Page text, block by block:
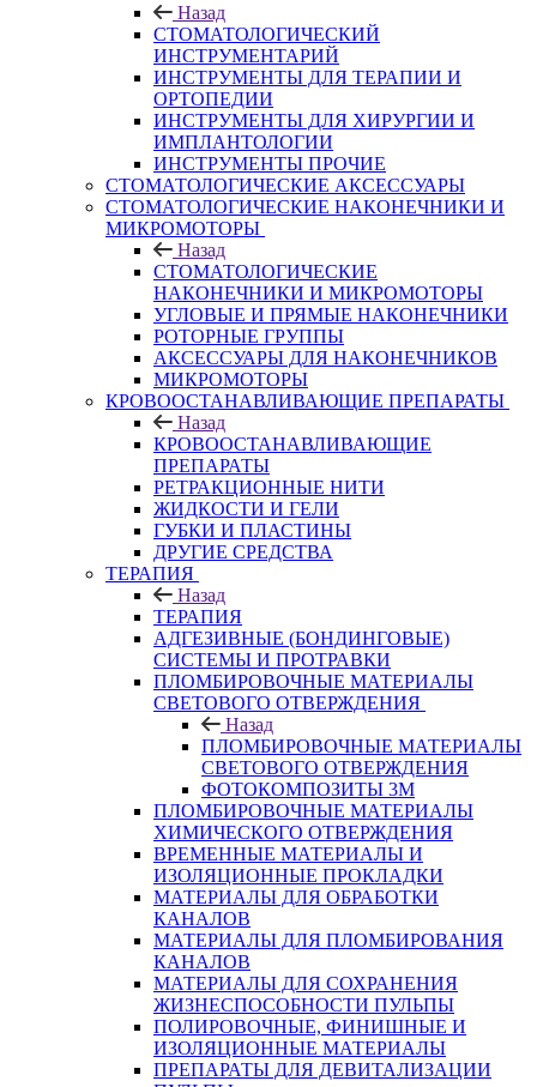
Назад
СТОМАТОЛОГИЧЕСКИЙ
ИНСТРУМЕНТАРИЙ
ИНСТРУМЕНТЫ ДЛЯ ТЕРАПИИ И
ОРТОПЕДИИ
ИНСТРУМЕНТЫ ДЛЯ ХИРУРГИИ И
ИМПЛАНТОЛОГИИ
ИНСТРУМЕНТЫ ПРОЧИЕ
СТОМАТОЛОГИЧЕСКИЕ АКСЕССУАРЫ
СТОМАТОЛОГИЧЕСКИЕ НАКОНЕЧНИКИ И
МИКРОМОТОРЫ
Назад
СТОМАТОЛОГИЧЕСКИЕ
НАКОНЕЧНИКИ И МИКРОМОТОРЫ
УГЛОВЫЕ И ПРЯМЫЕ НАКОНЕЧНИКИ
РОТОРНЫЕ ГРУППЫ
АКСЕССУАРЫ ДЛЯ НАКОНЕЧНИКОВ
МИКРОМОТОРЫ
КРОВООСТАНАВЛИВАЮЩИЕ ПРЕПАРАТЫ
Назад
КРОВООСТАНАВЛИВАЮЩИЕ
ПРЕПАРАТЫ
РЕТРАКЦИОННЫЕ НИТИ
ЖИДКОСТИ И ГЕЛИ
ГУБКИ И ПЛАСТИНЫ
ДРУГИЕ СРЕДСТВА
ТЕРАПИЯ
Назад
ТЕРАПИЯ
АДГЕЗИВНЫЕ (БОНДИНГОВЫЕ)
СИСТЕМЫ И ПРОТРАВКИ
ПЛОМБИРОВОЧНЫЕ МАТЕРИАЛЫ
СВЕТОВОГО ОТВЕРЖДЕНИЯ
Назад
ПЛОМБИРОВОЧНЫЕ МАТЕРИАЛЫ
СВЕТОВОГО ОТВЕРЖДЕНИЯ
ФОТОКОМПОЗИТЫ 3М
ПЛОМБИРОВОЧНЫЕ МАТЕРИАЛЫ
ХИМИЧЕСКОГО ОТВЕРЖДЕНИЯ
ВРЕМЕННЫЕ МАТЕРИАЛЫ И
ИЗОЛЯЦИОННЫЕ ПРОКЛАДКИ
МАТЕРИАЛЫ ДЛЯ ОБРАБОТКИ
КАНАЛОВ
МАТЕРИАЛЫ ДЛЯ ПЛОМБИРОВАНИЯ
КАНАЛОВ
МАТЕРИАЛЫ ДЛЯ СОХРАНЕНИЯ
ЖИЗНЕСПОСОБНОСТИ ПУЛЬПЫ
ПОЛИРОВОЧНЫЕ, ФИНИШНЫЕ И
ИЗОЛЯЦИОННЫЕ МАТЕРИАЛЫ
ПРЕПАРАТЫ ДЛЯ ДЕВИТАЛИЗАЦИИ